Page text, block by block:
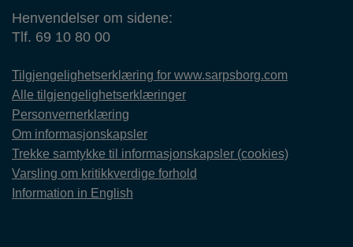
Henvendelser om sidene:
Tlf. 69 10 80 00
Tilgjengelighetserklæring for www.sarpsborg.com
Alle tilgjengelighetserklæringer
Personvernerklæring
Om informasjonskapsler
Trekke samtykke til informasjonskapsler (cookies)
Varsling om kritikkverdige forhold
Information in English